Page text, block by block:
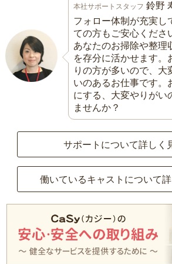
本社サポートスタッフ 鈴野
フォロー体制が充実し
ての方もご安心くださ
あなたのお掃除や整理
を存分に活かせます。
りの方が多いので、大
いのあるお仕事です。
にする、大変やりがい
ませんか？
サポートについて詳しく
働いているキャストについて